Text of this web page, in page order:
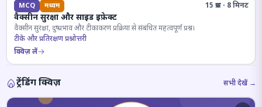
MCQ मध्यम 15 प्रश्न · 8 मिनट
वैक्सीन सुरक्षा और साइड इफ़ेक्ट
वैक्सीन सुरक्षा, दुष्प्रभाव और टीकाकरण प्रक्रिया से संबंधित महत्वपूर्ण प्रश्न।
टीके और प्रतिरक्षण प्रश्नोत्तरी
क्विज़ लें
ट्रेंडिंग क्विज़ सभी देखें →